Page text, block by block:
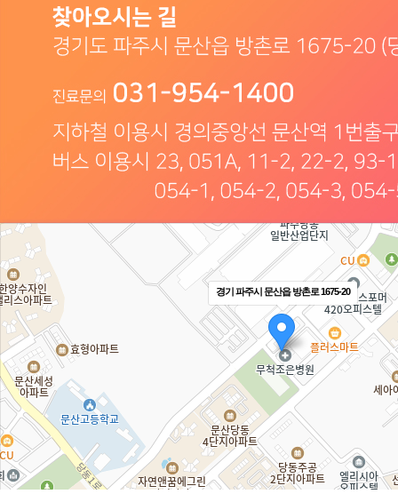
경기 파주시 문산읍 방촌로 1675-20